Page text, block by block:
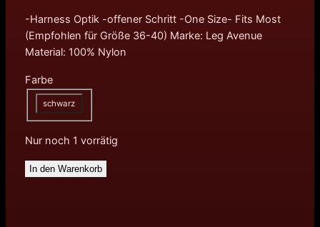
-Harness Optik -offener Schritt -One Size- Fits Most
(Empfohlen für Größe 36-40) Marke: Leg Avenue
Material: 100% Nylon
Farbe
schwarz
Nur noch 1 vorrätig
In den Warenkorb